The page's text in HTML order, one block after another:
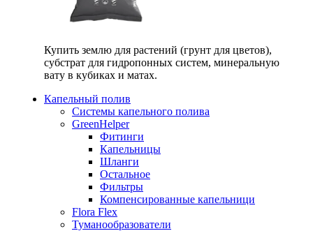
Купить землю для растений (грунт для цветов),
субстрат для гидропонных систем, минеральную
вату в кубиках и матах.
Капельный полив
Системы капельного полива
GreenHelper
Фитинги
Капельницы
Шланги
Остальное
Фильтры
Компенсированные капельници
Flora Flex
Туманообразователи